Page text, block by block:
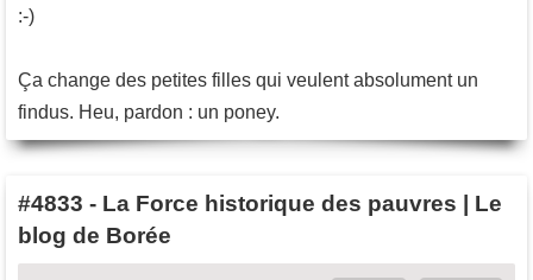
:-)
Ça change des petites filles qui veulent absolument un
findus. Heu, pardon : un poney.
#4833 - La Force historique des pauvres | Le
blog de Borée